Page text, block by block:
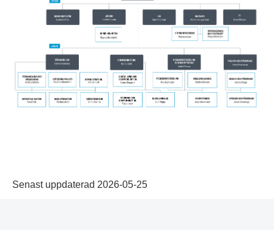
Senast uppdaterad 2026-05-25